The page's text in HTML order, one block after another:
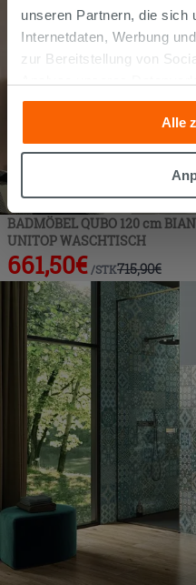
unseren Partnern, die sich
Internetdaten, Werbung
zur Bereitstellung von
anderen Informationen,
die sie aufgrund Ihrer
gesammelt haben,
möchten oder Ihre
Zustimmung kann durch
„Cookies akzeptieren“
die Schaltfläche "X"
nach der Installation der
Alle
BADMÖBEL QUBO 120 cm
UNITOP WASCHTISCH
661,50€ /STK715,90€